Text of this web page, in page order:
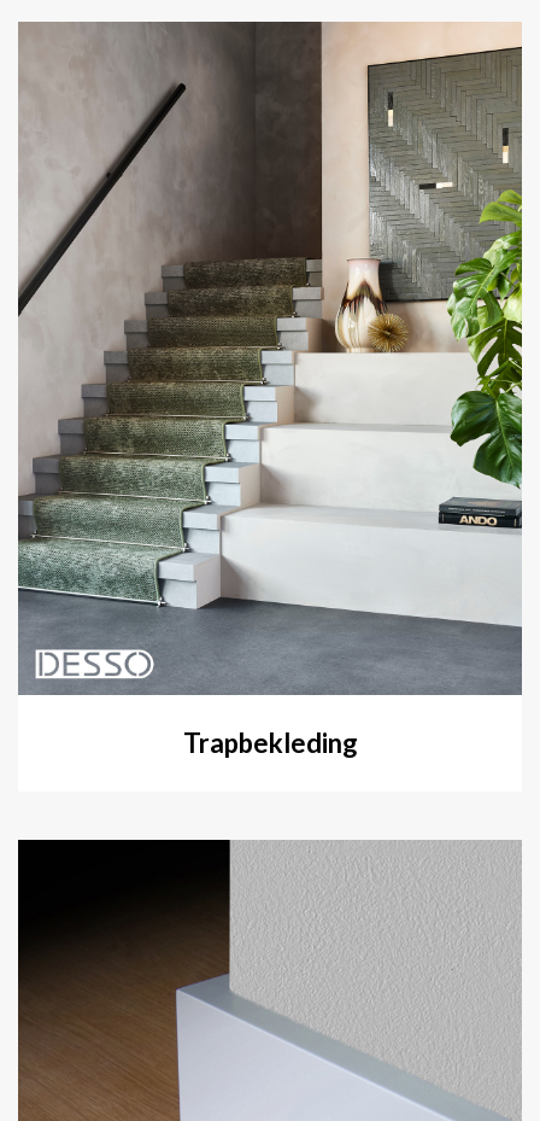
Trapbekleding